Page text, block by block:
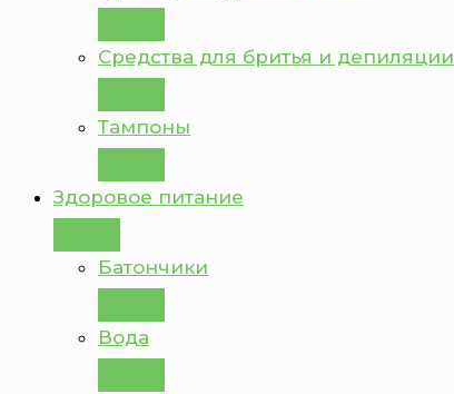
Средства для бритья и депиляции
Тампоны
Здоровое питание
Батончики
Вода